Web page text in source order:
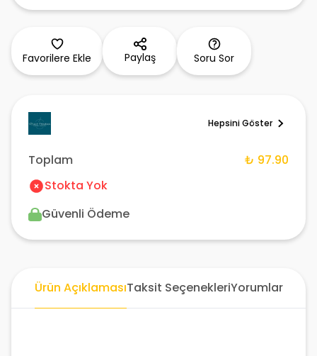
Favorilere Ekle Paylaş Soru Sor
Hepsini Göster
Toplam
₺ 97.90
Stokta Yok
Güvenli Ödeme
Ürün AçıklamasıTaksit SeçenekleriYorumlar